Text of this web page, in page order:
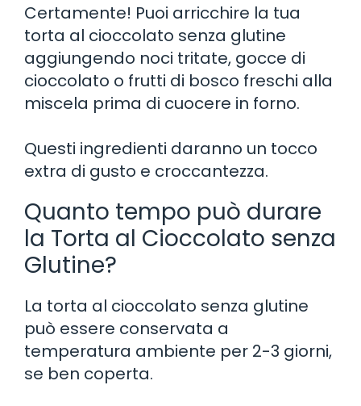
Certamente! Puoi arricchire la tua
torta al cioccolato senza glutine
aggiungendo noci tritate, gocce di
cioccolato o frutti di bosco freschi alla
miscela prima di cuocere in forno.
Questi ingredienti daranno un tocco
extra di gusto e croccantezza.
Quanto tempo può durare
la Torta al Cioccolato senza
Glutine?
La torta al cioccolato senza glutine
può essere conservata a
temperatura ambiente per 2-3 giorni,
se ben coperta.